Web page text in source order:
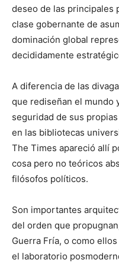
deseo de las principales
clase gobernante de
dominación global
decididamente
A diferencia de las
que rediseñan el mundo
seguridad de sus
en las bibliotecas
The Times apareció allí
cosa pero no teóricos
filósofos políticos.
Son importantes
del orden que
Guerra Fría, o como
el laboratorio